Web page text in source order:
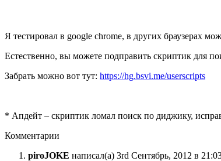
Я тестировал в google chrome, в других браузерах
Естественно, вы можете подправить скриптик для
Забрать можно вот тут: https://hg.bsvi.me/userscripts
* Апдейт – скриптик ломал поиск по диджику,
Комментарии
piroJOKE написал(а) 3rd Сентябрь, 2012 в